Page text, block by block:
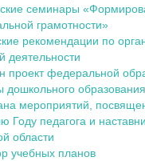
семинары
грамотности»
рекомендации по
деятельности
проект федеральной
дошкольного образования
мероприятий,
Году педагога и
области
учебных планов